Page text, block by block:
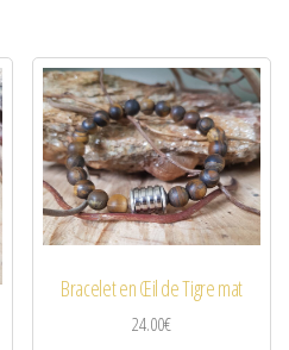
Bracelet en Œil de Tigre mat
24.00€